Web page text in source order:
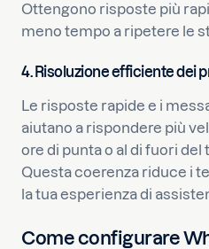
Ottengono risposte più
meno tempo a ripetere le
4. Risoluzione efficiente dei
Le risposte rapide e i
aiutano a rispondere più
ore di punta o al di fuori del
Questa coerenza riduce i
la tua esperienza di
Come configurare